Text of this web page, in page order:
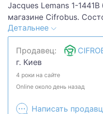
Jacques Lemans 1-
магазине Cifrobus.
ти бальной системе.
порван ремешок,
Давайте обсудим.
посмотрим, что сможем
наличие и
может быть продан в
Детальнее
Продавец:
г. Киев
4 роки на сайте
Online около день назад
Написать